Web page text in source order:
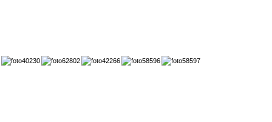
Pennsylvanische esdoorn